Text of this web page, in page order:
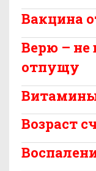
Вакцина
Верю – не
отпущу
Возраст